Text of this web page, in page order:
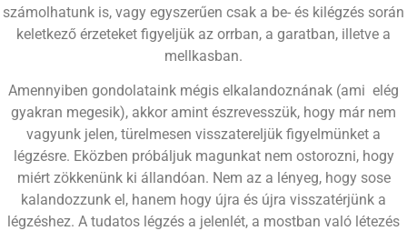
számolhatunk is, vagy egyszerűen csak a be- és kilégzés során
keletkező érzeteket figyeljük az orrban, a garatban, illetve a
mellkasban.
​Amennyiben gondolataink mégis elkalandoznának (ami elég
gyakran megesik), akkor amint észrevesszük, hogy már nem
vagyunk jelen, türelmesen visszatereljük figyelmünket a
légzésre. Eközben próbáljuk magunkat nem ostorozni, hogy
miért zökkenünk ki állandóan. Nem az a lényeg, hogy sose
kalandozzunk el, hanem hogy újra és újra visszatérjünk a
légzéshez. A tudatos légzés a jelenlét, a mostban való létezés